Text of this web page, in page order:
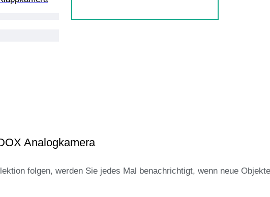
Analogkamera
folgen, werden Sie jedes Mal benachrichtigt, wenn neue